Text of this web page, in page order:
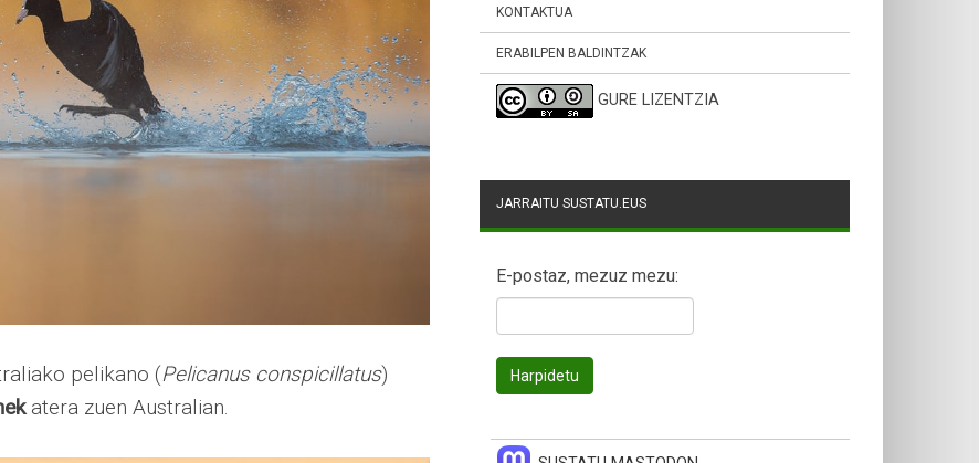
pelikano (Pelicanus conspicillatus)
atera zuen Australian.
KONTAKTUA
ERABILPEN BALDINTZAK
GURE LIZENTZIA
JARRAITU SUSTATU.EUS
E-postaz, mezuz mezu: